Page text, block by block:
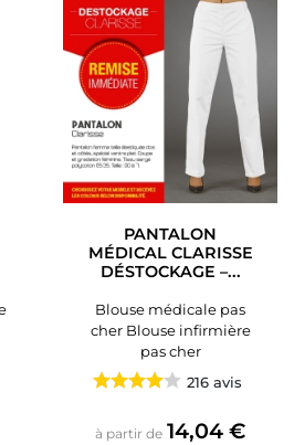
PANTALON
MÉDICAL CLARISSE
DÉSTOCKAGE –...
Blouse médicale pas
cher Blouse infirmière
pas cher
216 avis
à partir de Prix
14,04 €